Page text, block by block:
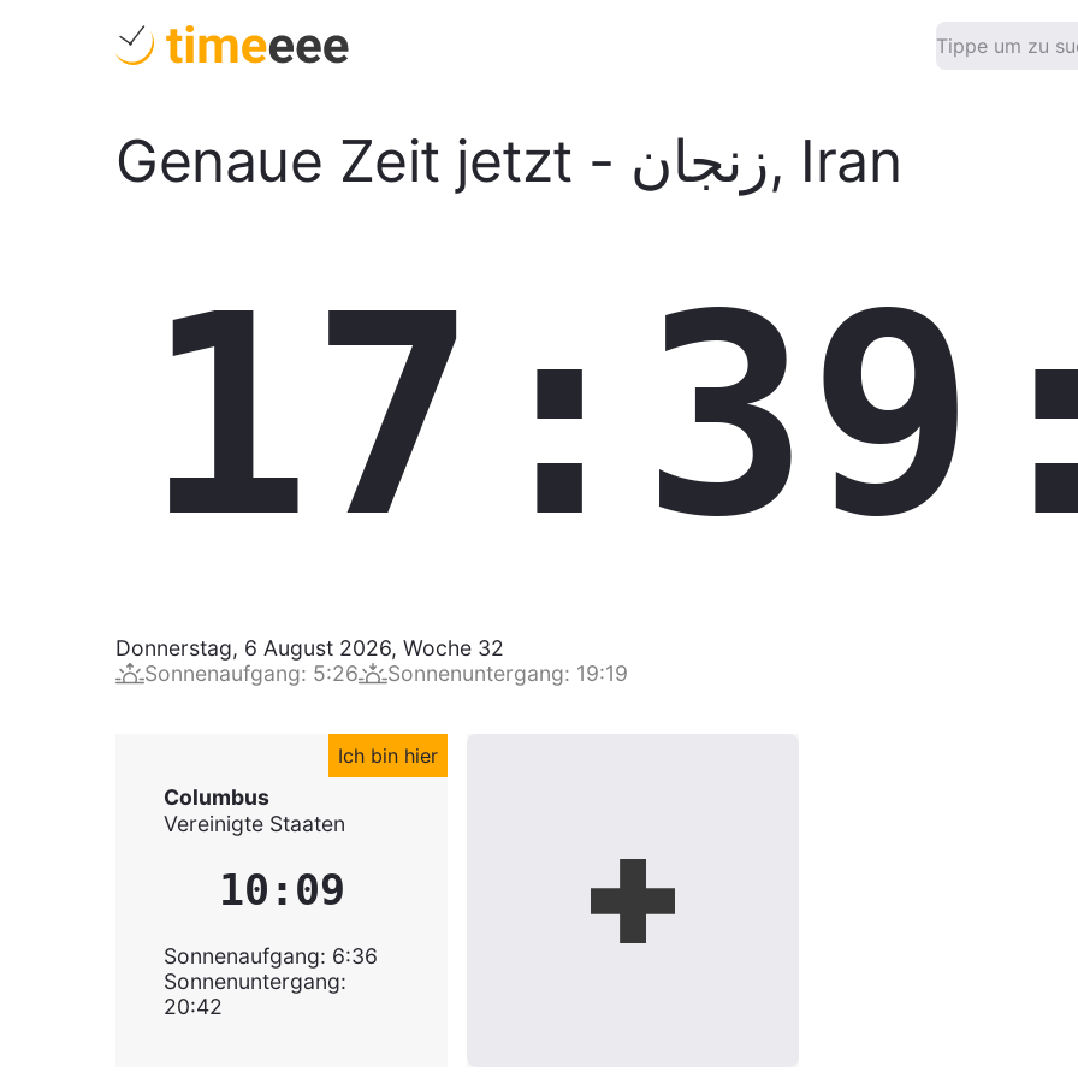
Genaue Zeit jetzt - زنجان, Iran
Donnerstag, 6 August 2026, Woche 32
Sonnenaufgang: 5:26 Sonnenuntergang: 19:19
Ich bin hier
Columbus
Vereinigte Staaten
10:09
Sonnenaufgang: 6:36
Sonnenuntergang:
20:42